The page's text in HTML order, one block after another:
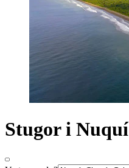
Stugor i Nuquí